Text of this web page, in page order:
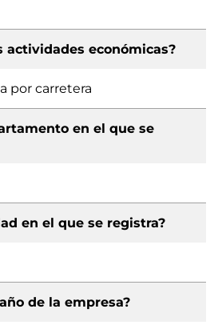
actividades económicas?
por carretera
en el que se
en el que se registra?
de la empresa?